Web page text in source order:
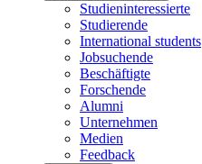
Studieninteressierte
Studierende
International students
Jobsuchende
Beschäftigte
Forschende
Alumni
Unternehmen
Medien
Feedback